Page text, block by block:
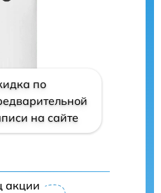
по
на сайте
акции